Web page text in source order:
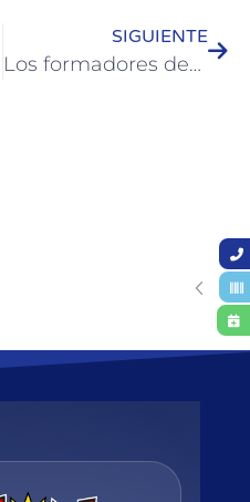
SIGUIENTE
Los formadores deportivos retoman la actividad en los Clubes de Colón